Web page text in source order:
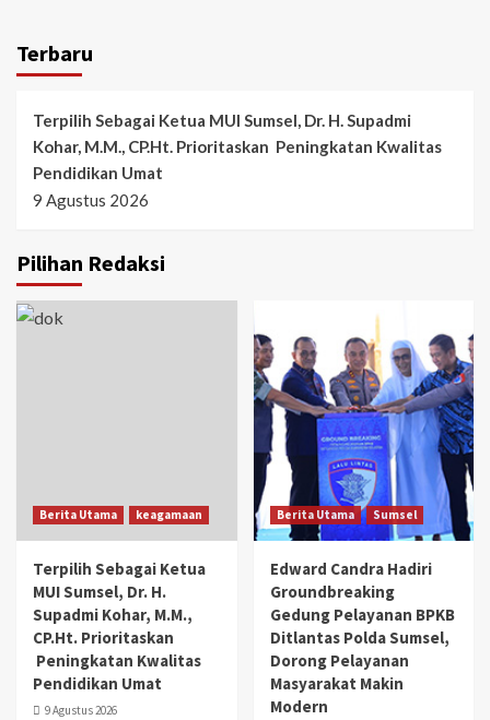
Terbaru
Terpilih Sebagai Ketua MUI Sumsel, Dr. H. Supadmi
Kohar, M.M., CP.Ht. Prioritaskan Peningkatan Kwalitas
Pendidikan Umat
9 Agustus 2026
Pilihan Redaksi
Berita Utama keagamaan
Terpilih Sebagai Ketua
MUI Sumsel, Dr. H.
Supadmi Kohar, M.M.,
CP.Ht. Prioritaskan
Peningkatan Kwalitas
Pendidikan Umat
9 Agustus 2026
Berita Utama Sumsel
Edward Candra Hadiri
Groundbreaking
Gedung Pelayanan BPKB
Ditlantas Polda Sumsel,
Dorong Pelayanan
Masyarakat Makin
Modern